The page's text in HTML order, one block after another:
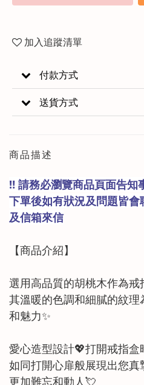
加入追蹤清單
付款方式
送貨方式
商品描述
‼️ 請務必瀏覽商品頁面告知
下單後如有狀況及問題皆
及信箱來信
【商品介紹】
選用高品質的胡桃木作為戒
其溫暖的色調和細膩的紋
和魅力✨
愛心造型設計💖打開戒指盒
如同打開心扉般展現出您
更加難忘和動人💘